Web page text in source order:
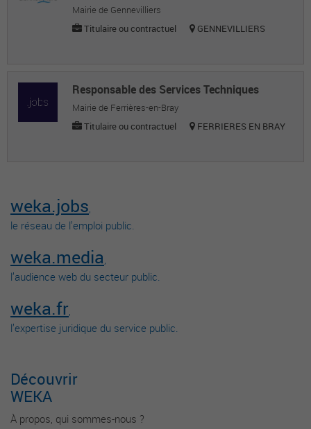
Mairie de Gennevilliers
Titulaire ou contractuel
GENNEVILLIERS
Responsable des Services Techniques
Mairie de Ferrières-en-Bray
Titulaire ou contractuel
FERRIERES EN BRAY
weka.jobs,
le réseau de l’emploi public.
weka.media,
l’audience web du secteur public.
weka.fr,
l’expertise juridique du service public.
Découvrir
WEKA
À propos, qui sommes-nous ?